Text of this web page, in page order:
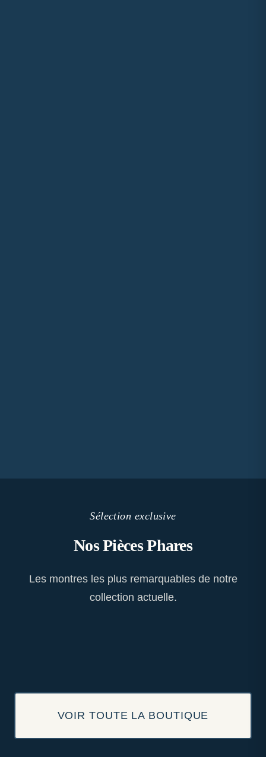
Sélection exclusive
Nos Pièces Phares
Les montres les plus remarquables de notre
collection actuelle.
VOIR TOUTE LA BOUTIQUE